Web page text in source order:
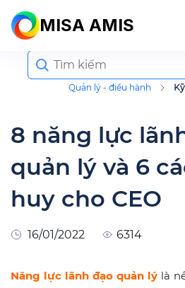
MISA AMIS
Quản lý - điều hành
Search
for:
8 năng lực
quản lý và 6
huy cho CEO
16/01/2022 6314
Năng lực lãnh đạo quản lý là